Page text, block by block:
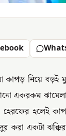
কাপড় নিয়ে বড়ই
একরকম
হেরফের হলেই
করা একটা